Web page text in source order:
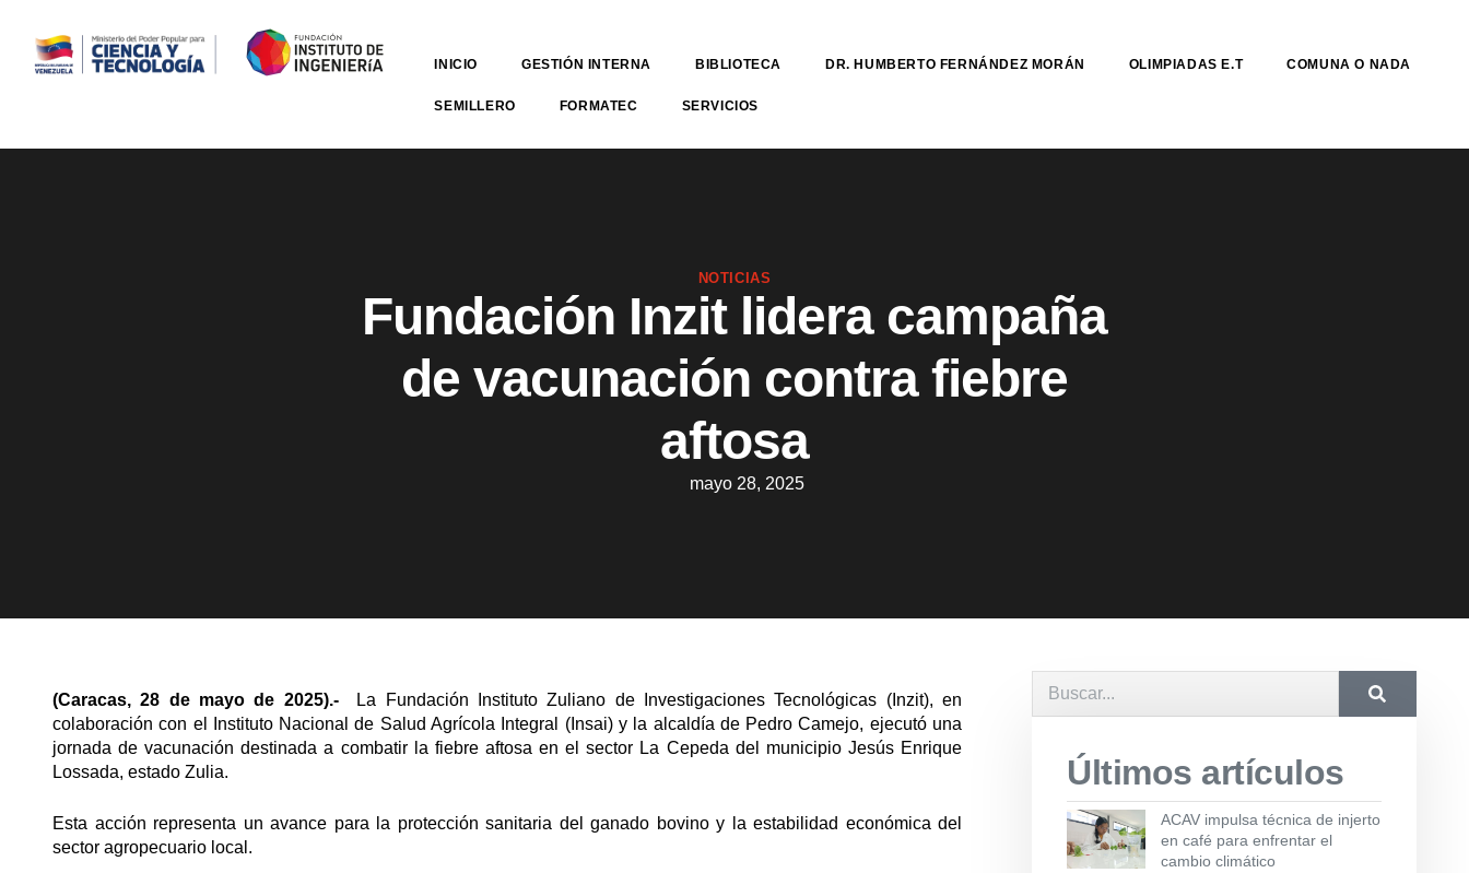
INICIO GESTIÓN INTERNA BIBLIOTECA DR. HUMBERTO FERNÁNDEZ MORÁN OLIMPIADAS E.T COMUNA O NADA
SEMILLERO FORMATEC SERVICIOS
NOTICIAS
Fundación Inzit lidera campaña
de vacunación contra fiebre
aftosa
mayo 28, 2025
(Caracas, 28 de mayo de 2025).-La Fundación Instituto Zuliano de Investigaciones Tecnológicas (Inzit), en
colaboración con el Instituto Nacional de Salud Agrícola Integral (Insai) y la alcaldía de Pedro Camejo, ejecutó una
jornada de vacunación destinada a combatir la fiebre aftosa en el sector La Cepeda del municipio Jesús Enrique
Lossada, estado Zulia.
Esta acción representa un avance para la protección sanitaria del ganado bovino y la estabilidad económica del
sector agropecuario local.
Últimos artículos
ACAV impulsa técnica de injerto
en café para enfrentar el
cambio climático